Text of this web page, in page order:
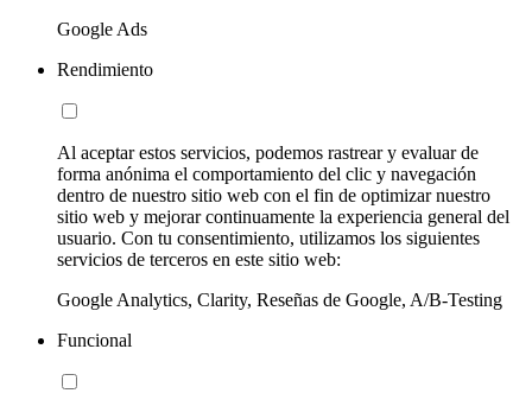
Google Ads
Rendimiento
Al aceptar estos servicios, podemos rastrear y evaluar de
forma anónima el comportamiento del clic y navegación
dentro de nuestro sitio web con el fin de optimizar nuestro
sitio web y mejorar continuamente la experiencia general del
usuario. Con tu consentimiento, utilizamos los siguientes
servicios de terceros en este sitio web:
Google Analytics, Clarity, Reseñas de Google, A/B-Testing
Funcional